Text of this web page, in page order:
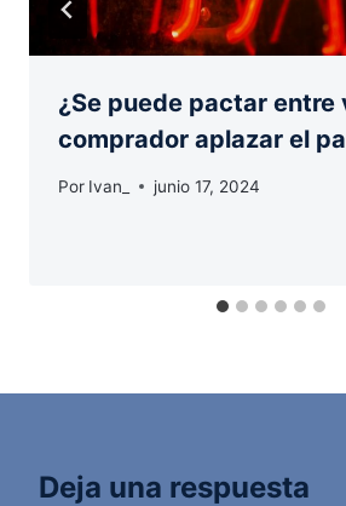
¿Se puede pactar entre
comprador aplazar el
Por Ivan_ junio 17, 2024
Deja una respuesta